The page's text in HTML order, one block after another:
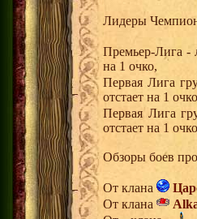
Лидеры
Премьер-Лига -
на 1 очко,
Первая Лига
отстает на 1
Первая Лига
отстает на 1
Обзоры боев
От клана
От клана